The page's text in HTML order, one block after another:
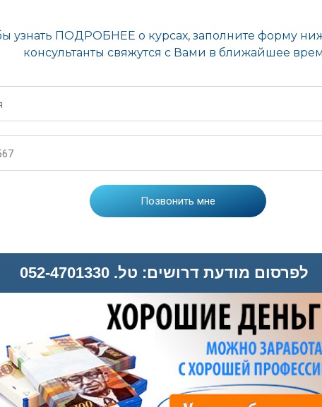
לפרסום מודעת דרושים: טל. 052-4701330